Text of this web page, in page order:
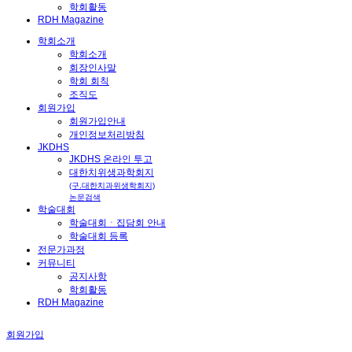
학회활동
RDH Magazine
학회소개
학회소개
회장인사말
학회 회칙
조직도
회원가입
회원가입안내
개인정보처리방침
JKDHS
JKDHS 온라인 투고
대한치위생과학회지
(구.대한치과위생학회지)
논문검색
학술대회
학술대회ㆍ집담회 안내
학술대회 등록
전문가과정
커뮤니티
공지사항
학회활동
RDH Magazine
회원가입